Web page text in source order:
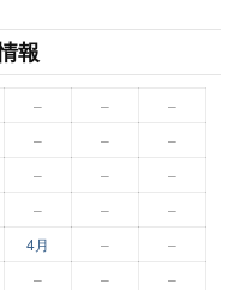
報
– –
–
– – –
– –
–
– – –
4月 –
–
– – –